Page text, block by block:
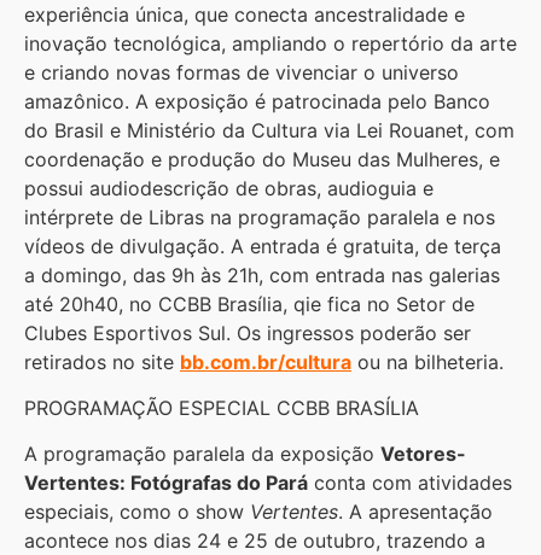
experiência única, que conecta ancestralidade e
inovação tecnológica, ampliando o repertório da arte
e criando novas formas de vivenciar o universo
amazônico. A exposição é patrocinada pelo Banco
do Brasil e Ministério da Cultura via Lei Rouanet, com
coordenação e produção do Museu das Mulheres, e
possui audiodescrição de obras, audioguia e
intérprete de Libras na programação paralela e nos
vídeos de divulgação. A entrada é gratuita, de terça
a domingo, das 9h às 21h, com entrada nas galerias
até 20h40, no CCBB Brasília, qie fica no Setor de
Clubes Esportivos Sul. Os ingressos poderão ser
retirados no site bb.com.br/cultura ou na bilheteria.
PROGRAMAÇÃO ESPECIAL CCBB BRASÍLIA
A programação paralela da exposição Vetores-
Vertentes: Fotógrafas do Pará conta com atividades
especiais, como o show Vertentes. A apresentação
acontece nos dias 24 e 25 de outubro, trazendo a